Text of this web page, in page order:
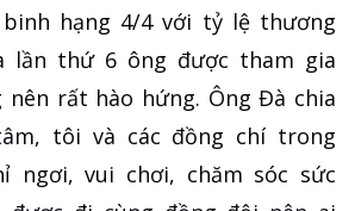
hạng 4/4 với tỷ lệ thương
lần thứ 6 ông được tham gia
rất hào hứng. Ông Đà chia
tôi và các đồng chí trong
ngơi, vui chơi, chăm sóc sức